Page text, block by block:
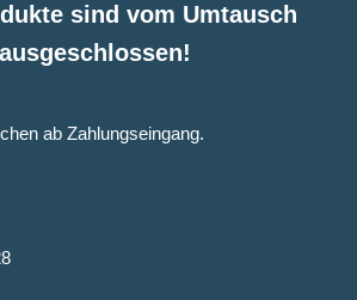
sind vom Umtausch
ab Zahlungseingang.